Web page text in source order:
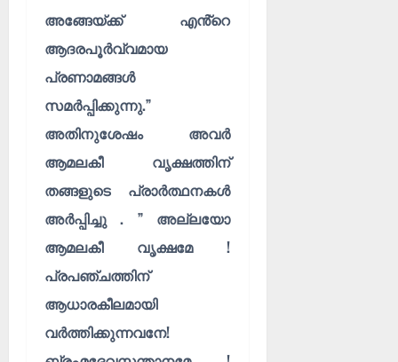
അങ്ങേയ്ക്ക് എൻ്റെ
ആദരപൂർവ്വമായ
പ്രണാമങ്ങൾ
സമർപ്പിക്കുന്നു.”
അതിനുശേഷം അവർ
ആമലകീ വൃക്ഷത്തിന്
തങ്ങളുടെ പ്രാർത്ഥനകൾ
അർപ്പിച്ചു . ” അല്ലയോ
ആമലകീ വൃക്ഷമേ !
പ്രപഞ്ചത്തിന്
ആധാരകീലമായി
വർത്തിക്കുന്നവനേ!